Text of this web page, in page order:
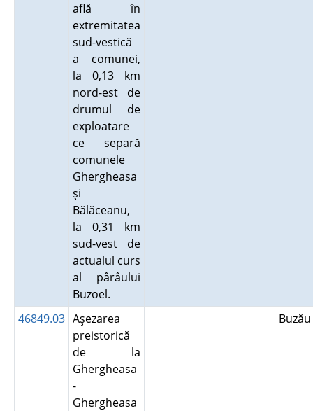
află în
extremitatea
sud-vestică
a comunei,
la 0,13 km
nord-est de
drumul de
exploatare
ce separă
comunele
Ghergheasa
şi
Bălăceanu,
la 0,31 km
sud-vest de
actualul curs
al pârâului
Buzoel.
46849.03 Aşezarea
preistorică
de la
Ghergheasa
-
Ghergheasa